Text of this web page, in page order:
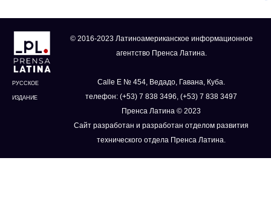
РУССКОЕ
ИЗДАНИЕ
© 2016-2023 Латиноамериканское информационное
агентство Пренса Латина.
Calle E № 454, Ведадо, Гавана, Куба.
телефон: (+53) 7 838 3496, (+53) 7 838 3497
Пренса Латина © 2023
Сайт разработан и разработан отделом развития
технического отдела Пренса Латина.